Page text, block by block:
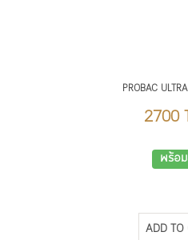
PROBAC
2700
พร้อ
ADD TO